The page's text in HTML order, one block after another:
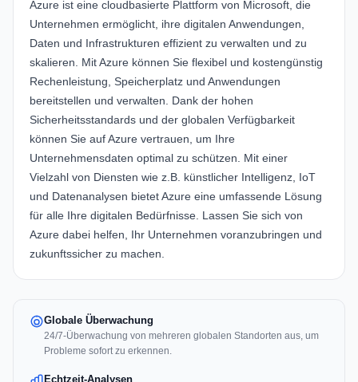
Azure ist eine cloudbasierte Plattform von Microsoft, die
Unternehmen ermöglicht, ihre digitalen Anwendungen,
Daten und Infrastrukturen effizient zu verwalten und zu
skalieren. Mit Azure können Sie flexibel und kostengünstig
Rechenleistung, Speicherplatz und Anwendungen
bereitstellen und verwalten. Dank der hohen
Sicherheitsstandards und der globalen Verfügbarkeit
können Sie auf Azure vertrauen, um Ihre
Unternehmensdaten optimal zu schützen. Mit einer
Vielzahl von Diensten wie z.B. künstlicher Intelligenz, IoT
und Datenanalysen bietet Azure eine umfassende Lösung
für alle Ihre digitalen Bedürfnisse. Lassen Sie sich von
Azure dabei helfen, Ihr Unternehmen voranzubringen und
zukunftssicher zu machen.
Globale Überwachung
24/7-Überwachung von mehreren globalen Standorten aus, um
Probleme sofort zu erkennen.
Echtzeit-Analysen